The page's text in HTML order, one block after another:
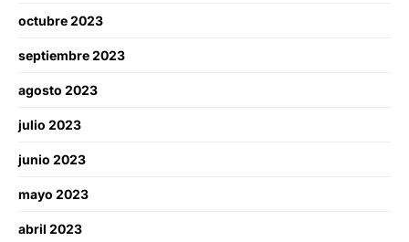
octubre 2023
septiembre 2023
agosto 2023
julio 2023
junio 2023
mayo 2023
abril 2023